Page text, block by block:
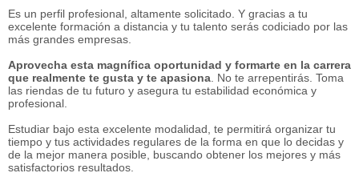
Es un perfil profesional, altamente solicitado. Y gracias a tu
excelente formación a distancia y tu talento serás codiciado por las
más grandes empresas.
Aprovecha esta magnífica oportunidad y formarte en la carrera
que realmente te gusta y te apasiona . No te arrepentirás. Toma
las riendas de tu futuro y asegura tu estabilidad económica y
profesional.
Estudiar bajo esta excelente modalidad, te permitirá organizar tu
tiempo y tus actividades regulares de la forma en que lo decidas y
de la mejor manera posible, buscando obtener los mejores y más
satisfactorios resultados.